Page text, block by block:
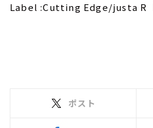
Label :Cutting Edge/justa R
ポスト